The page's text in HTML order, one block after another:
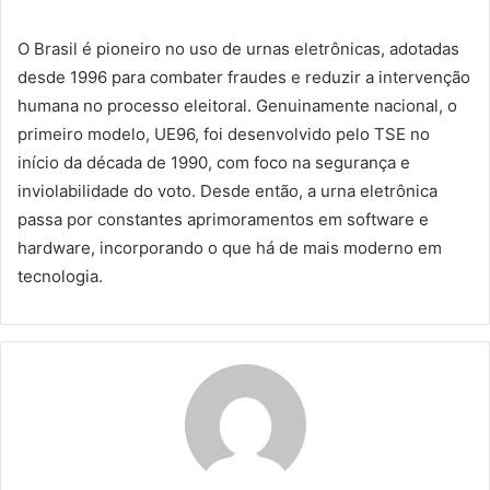
O Brasil é pioneiro no uso de urnas eletrônicas, adotadas
desde 1996 para combater fraudes e reduzir a intervenção
humana no processo eleitoral. Genuinamente nacional, o
primeiro modelo, UE96, foi desenvolvido pelo TSE no
início da década de 1990, com foco na segurança e
inviolabilidade do voto. Desde então, a urna eletrônica
passa por constantes aprimoramentos em software e
hardware, incorporando o que há de mais moderno em
tecnologia.